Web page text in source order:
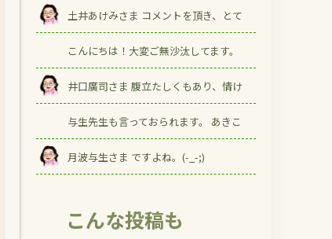
土井あけみさま コメントを頂き、とて
こんにちは！大変ご無沙汰してます。
井口廣司さま 腹立たしくもあり、情け
与生先生も言っておられます。 あきこ
月波与生さま ですよね。(-_-;)
こんな投稿も